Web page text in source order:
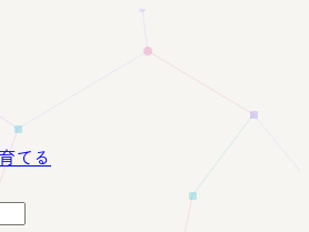
てる